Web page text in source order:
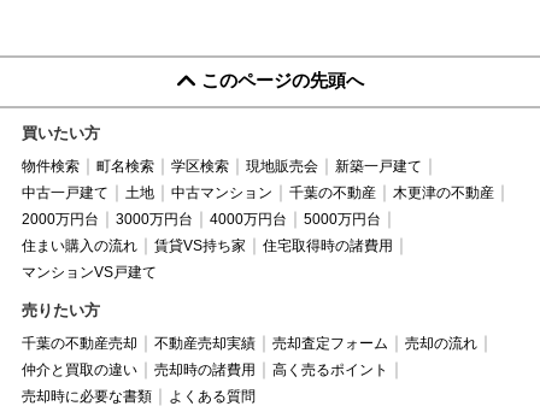
このページの先頭へ
買いたい方
物件検索 町名検索 学区検索 現地販売会
新築一戸建て
中古一戸建て
土地 中古マンション 千葉の不動産
木更津の不動産
2000万円台
3000万円台 4000万円台
5000万円台
住まい購入の流れ
賃貸VS持ち家
住宅取得時の諸費用
マンションVS戸建て
売りたい方
千葉の不動産売却 不動産売却実績 売却査定フォーム
売却の流れ
仲介と買取の違い
売却時の諸費用
高く売るポイント
売却時に必要な書類
よくある質問